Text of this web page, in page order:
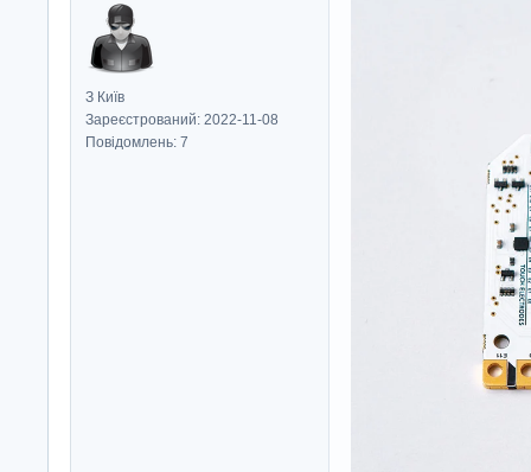
З Київ
Зареєстрований: 2022-11-08
Повідомлень: 7